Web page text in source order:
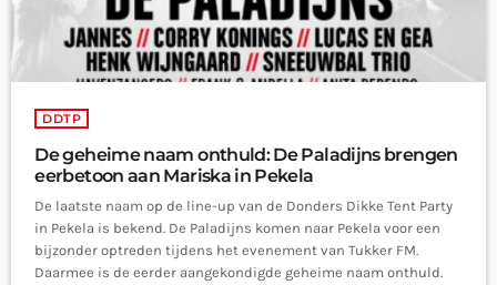
DDTP
De geheime naam onthuld: De Paladijns brengen
eerbetoon aan Mariska in Pekela
De laatste naam op de line-up van de Donders Dikke Tent Party
in Pekela is bekend. De Paladijns komen naar Pekela voor een
bijzonder optreden tijdens het evenement van Tukker FM.
Daarmee is de eerder aangekondigde geheime naam onthuld.